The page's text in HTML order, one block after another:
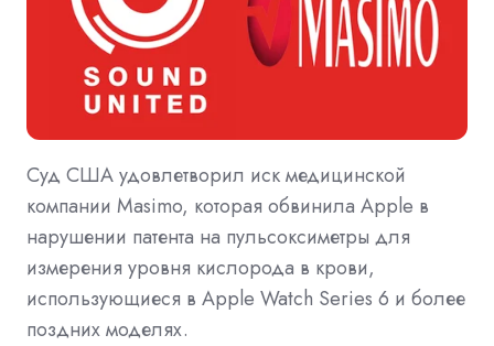
Суд США удовлетворил иск медицинской
компании Masimo, которая обвинила Apple в
нарушении патента на пульсоксиметры для
измерения уровня кислорода в крови,
использующиеся в Apple Watch Series 6 и более
поздних моделях.